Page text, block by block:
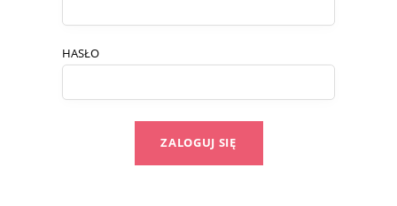
HASŁO
ZALOGUJ SIĘ